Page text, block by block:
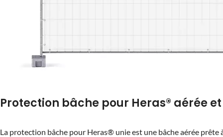
Protection bâche pour Heras® aérée
La protection bâche pour Heras® unie est une bâche aérée prête